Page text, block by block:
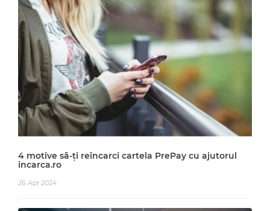
4 motive să-ți reîncarci cartela PrePay cu ajutorul
incarca.ro
26 Apr 2024